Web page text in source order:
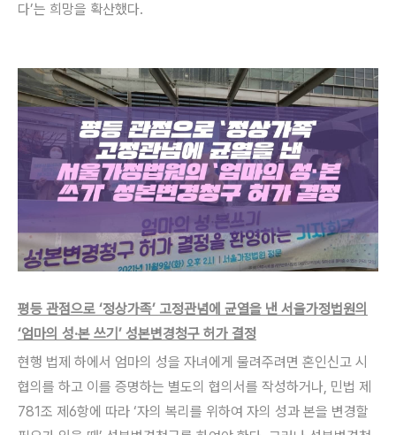
다’는 희망을 확산했다.
평등 관점으로 ‘정상가족’ 고정관념에 균열을 낸 서울가정법원의
‘엄마의 성·본 쓰기’ 성본변경청구 허가 결정
현행 법제 하에서 엄마의 성을 자녀에게 물려주려면 혼인신고 시
협의를 하고 이를 증명하는 별도의 협의서를 작성하거나, 민법 제
781조 제6항에 따라 ‘자의 복리를 위하여 자의 성과 본을 변경할